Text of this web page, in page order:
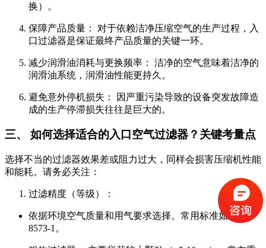
换）。
保障产品质量： 对于依赖洁净压缩空气的生产过程，入
口过滤器是保证最终产品质量的关键一环。
减少润滑油消耗与更换频率： 洁净的空气意味着洁净的
润滑油系统，润滑油性能更持久。
避免意外停机损失： 因严重污染导致的设备突发故障造
成的生产停滞损失往往是巨大的。
三、 如何选择适合的入口空气过滤器？关键考量点
选择不当的过滤器效果差或阻力过大，同样会损害压缩机性能
和能耗。请务必关注：
过滤精度（等级）：
依据环境空气质量和用气要求选择。常用标准如 ISO
8573-1。